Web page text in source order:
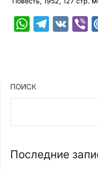
VK
ПОИСК
Последние